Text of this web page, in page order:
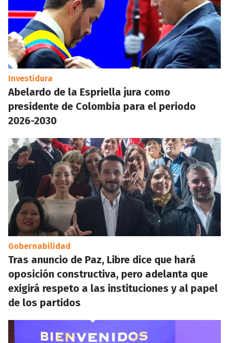
Investidura
Abelardo de la Espriella jura como
presidente de Colombia para el periodo
2026-2030
Gobernabilidad
Tras anuncio de Paz, Libre dice que hará
oposición constructiva, pero adelanta que
exigirá respeto a las instituciones y al papel
de los partidos